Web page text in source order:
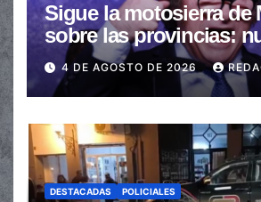
Sigue la motosierra de
sobre las provincias:
de las transferencias
automáticas
4 DE AGOSTO DE 2026
DESTACADAS POLICIALES